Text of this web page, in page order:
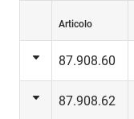
Articolo
87.908.60
87.908.62